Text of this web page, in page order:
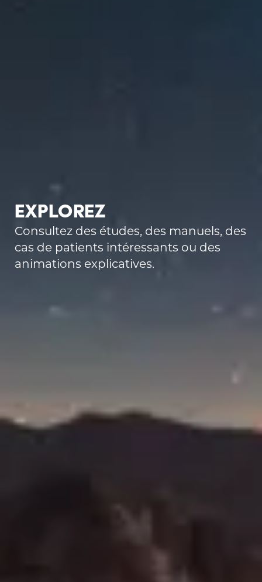
Explorez
Consultez des études, des manuels, des
cas de patients intéressants ou des
animations explicatives.